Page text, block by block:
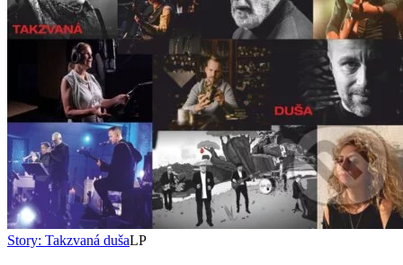
Story: Takzvaná dušaLP